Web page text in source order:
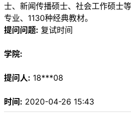
士、新闻传播硕士、社会工作硕士
专业、1130种经典教材。
提问问题: 复试时间
学院:
提问人: 18***08
时间: 2020-04-26 15:43